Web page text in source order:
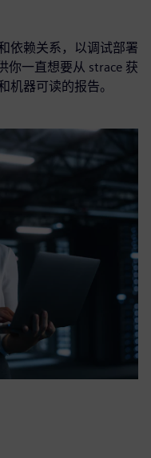
依赖关系，以调试部署
你一直想要从 strace 获
机器可读的报告。